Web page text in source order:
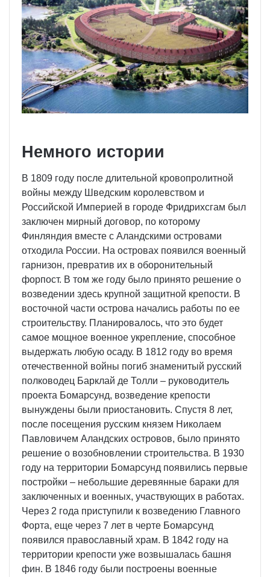
Немного истории
В 1809 году после длительной кровопролитной
войны между Шведским королевством и
Российской Империей в городе Фридрихсгам был
заключен мирный договор, по которому
Финляндия вместе с Аландскими островами
отходила России. На островах появился военный
гарнизон, превратив их в оборонительный
форпост. В том же году было принято решение о
возведении здесь крупной защитной крепости. В
восточной части острова начались работы по ее
строительству. Планировалось, что это будет
самое мощное военное укрепление, способное
выдержать любую осаду. В 1812 году во время
отечественной войны погиб знаменитый русский
полководец Барклай де Толли – руководитель
проекта Бомарсунд, возведение крепости
вынуждены были приостановить. Спустя 8 лет,
после посещения русским князем Николаем
Павловичем Аландских островов, было принято
решение о возобновлении строительства. В 1930
году на территории Бомарсунд появились первые
постройки – небольшие деревянные бараки для
заключенных и военных, участвующих в работах.
Через 2 года приступили к возведению Главного
Форта, еще через 7 лет в черте Бомарсунд
появился православный храм. В 1842 году на
территории крепости уже возвышалась башня
фин. В 1846 году были построены военные